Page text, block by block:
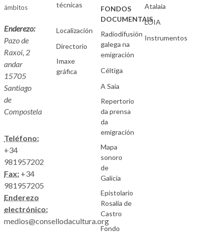
ámbitos
Enderezo:
Pazo de
Raxoi, 2
andar
15705
Santiago
de
Compostela
Teléfono:
+34
981957202
Fax: +34
981957205
Enderezo
electrónico:
medios@consellodacultura.org
técnicas
Localización
Directorio
Imaxe
gráfica
FONDOS
DOCUMENTAIS
Radiodifusión
galega na
emigración
Céltiga
A Saia
Repertorio
da prensa
da
emigración
Mapa
sonoro
de
Galicia
Epistolario
Rosalía de
Castro
Fondo
Atalaia
LOIA
Instrumentos